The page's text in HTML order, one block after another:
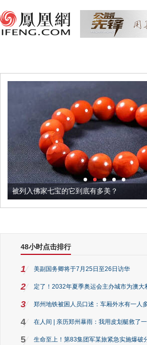
被列入佛家七宝的它到底有多美？
48小时点击排行
1 美副国务卿将于7月25日至26日访华
2 定了！2032年夏季奥运会主办城市为澳大
3 郑州地铁被困人员口述：车厢外水有一人
4 在人间 | 亲历郑州暴雨：我用皮划艇救了
5 生命至上！第83集团军某旅紧急实施爆破